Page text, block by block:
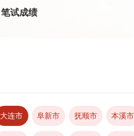
笔试成绩
大连市 阜新市 抚顺市 本溪市